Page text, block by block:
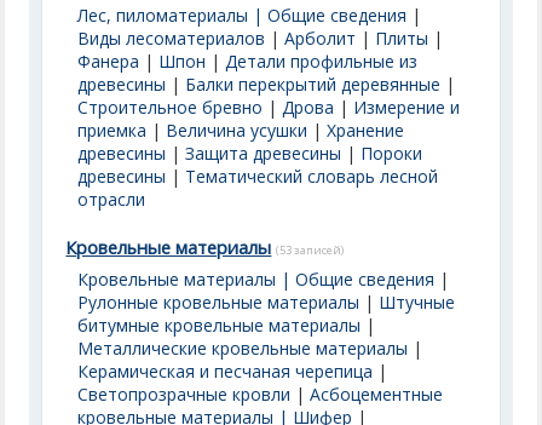
Лес, пиломатериалы | Общие сведения |
Виды лесоматериалов |Арболит | Плиты |
Фанера | Шпон |Детали профильные из
древесины | Балки перекрытий деревянные |
Строительное бревно |Дрова | Измерение и
приемка | Величина усушки |Хранение
древесины |Защита древесины | Пороки
древесины | Тематический словарь лесной
отрасли
Кровельные материалы (53 записей)
Кровельные материалы | Общие сведения |
Рулонные кровельные материалы | Штучные
битумные кровельные материалы |
Металлические кровельные материалы |
Керамическая и песчаная черепица |
Светопрозрачные кровли |Асбоцементные
кровельные материалы | Шифер |